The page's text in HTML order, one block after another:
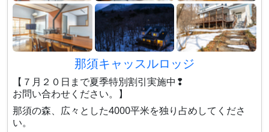
那須キャッスルロッジ
【７月２０日まで夏季特別割引実施中❢
お問い合わせください。】
那須の森、広々とした4000平米を独り占めしてくださ
い。